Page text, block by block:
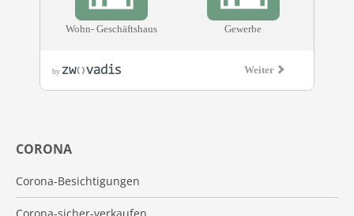
CORONA
Corona-Besichtigungen
Corona-sicher-verkaufen